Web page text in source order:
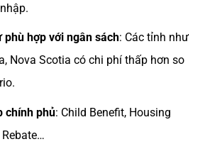
phù hợp với ngân sách: Các tỉnh như
Nova Scotia có chi phí thấp hơn so
chính phủ: Child Benefit, Housing